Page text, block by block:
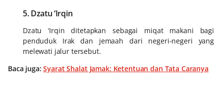
5. Dzatu ‘Irqin
Dzatu ‘Irqin ditetapkan sebagai miqat makani bagi
penduduk Irak dan jemaah dari negeri-negeri yang
melewati jalur tersebut.
Baca juga:Syarat Shalat Jamak: Ketentuan dan Tata Caranya